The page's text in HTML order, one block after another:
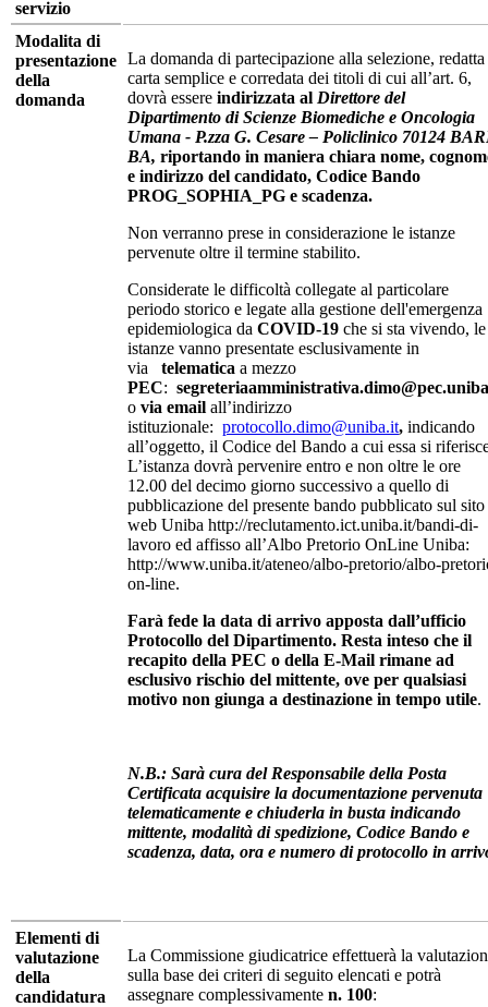
servizio
Modalita di
presentazione
della
domanda
La domanda di partecipazione alla selezione,
carta semplice e corredata dei titoli di cui all’art. 6,
dovrà essere indirizzata al Direttore del
Dipartimento di Scienze Biomediche e Oncologia
Umana - P.zza G. Cesare – Policlinico 70124
BA, riportando in maniera chiara nome,
e indirizzo del candidato, Codice Bando
PROG_SOPHIA_PG e scadenza.
Non verranno prese in considerazione le istanze
pervenute oltre il termine stabilito.
Considerate le difficoltà collegate al particolare
periodo storico e legate alla gestione dell'emergenza
epidemiologica da COVID-19 che si sta vivendo, le
istanze vanno presentate esclusivamente in
via
telematica a mezzo
PEC:
o via email all’indirizzo
istituzionale: protocollo.dimo@uniba.it, indicando
all’oggetto, il Codice del Bando a cui essa si
L’istanza dovrà pervenire entro e non oltre le ore
12.00 del decimo giorno successivo a quello di
pubblicazione del presente bando pubblicato sul sito
web Uniba http://reclutamento.ict.uniba.it/bandi-di-
lavoro ed affisso all’Albo Pretorio OnLine Uniba:
http://www.uniba.it/ateneo/albo-pretorio/albo-
on-line.
Farà fede la data di arrivo apposta dall’ufficio
Protocollo del Dipartimento. Resta inteso che il
recapito della PEC o della E-Mail rimane ad
esclusivo rischio del mittente, ove per qualsiasi
motivo non giunga a destinazione in tempo utile.
N.B.: Sarà cura del Responsabile della Posta
Certificata acquisire la documentazione pervenuta
telematicamente e chiuderla in busta indicando
mittente, modalità di spedizione, Codice Bando e
scadenza, data, ora e numero di protocollo in
Elementi di
valutazione
della
candidatura
La Commissione giudicatrice effettuerà la
sulla base dei criteri di seguito elencati e potrà
assegnare complessivamente n. 100: